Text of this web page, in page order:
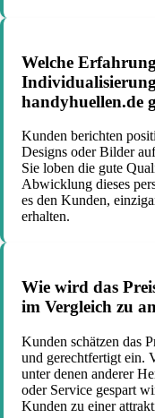
Welche
handyhuellen.de
Kunden berichten
Designs oder Bilder
Sie loben die gute
Abwicklung dieses
es den Kunden,
erhalten.
Wie wird das
im Vergleich zu
Kunden schätzen das
und gerechtfertigt ein.
unter denen anderer
oder Service gespart
Kunden zu einer